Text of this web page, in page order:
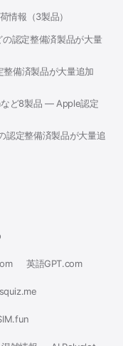
情報（3製品）
認定整備済製品が大量
備済製品が大量追加
ど8製品 — Apple認定
認定整備済製品が大量追
英語GPT.com